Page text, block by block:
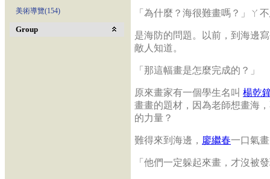
美術導覽(154)
Group
「為什麼？海很難畫嗎？」ㄚ
是海防的問題。以前，到海邊
敵人知道。
「那這幅畫是怎麼完成的？」
原來畫家有一個學生名叫 楊乾
畫畫的題材，因為老師想畫海
的力量？
難得來到海邊， 廖繼春一口氣
「他們一定躲起來畫，才沒被